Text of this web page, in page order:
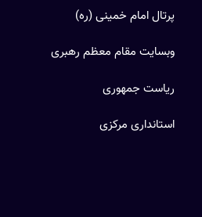
پرتال امام خمینی (ره)
وبسایت مقام معظم رهبری
ریاست جمهوری
استانداری مرکزی